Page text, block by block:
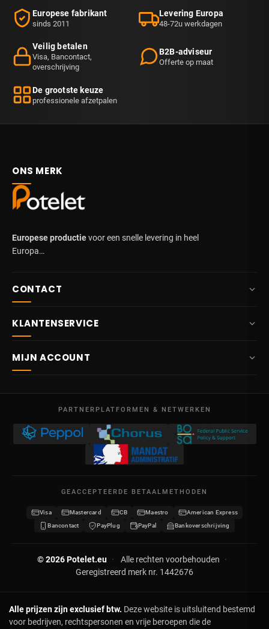
Europese fabrikant
sinds 2011
Levering Europa
48-72u werkdagen
Veilig betalen
Visa, Bancontact,
overschrijving
B2B-adviseur
Offerte op maat
De grootste keuze
professionele afzetpalen
ONS MERK
Europese productievoor een snelle levering in heel
Europa…
CONTACT
Route Mitoyenne 414
Ma – Vr
09:00 – 17:00
BTW BE 0641.740.320 - RPR Luik
KLANTENSERVICE
Levering
Verkoopsvoorwaarden
Privacybeleid
MIJN ACCOUNT
Mijn creditnota's
Mijn kortingsbonnen
Word verdeler
PARTNERPLATFORMEN & NETWERKEN
GEACCEPTEERDE BETAALMETHODEN
Visa Mastercard CB Maestro
American Express
Bancontact
PayPlug PayPal Bankoverschrijving
© 2026 Potelet.eu · Alle rechten voorbehouden
·
Geregistreerd merk nr. 1442676
Alle prijzen zijn exclusief btw. Deze website is uitsluitend bestemd
voor bedrijven, rechtspersonen en vrije beroepen die de